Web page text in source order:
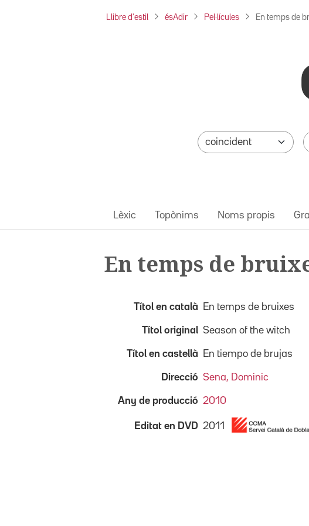
Llibre d'estil ésAdir Pel·lícules En temps de
Lèxic Topònims Noms propis
En temps de
Títol en català En temps de bruixes
Títol original Season of the witch
Títol en castellà En tiempo de brujas
Direcció Sena, Dominic
Any de producció 2010
Editat en DVD 2011